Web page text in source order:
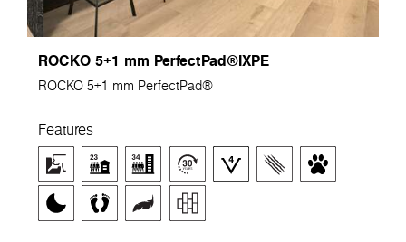
ROCKO 5+1 mm PerfectPad®IXPE
ROCKO 5+1 mm PerfectPad®
Features